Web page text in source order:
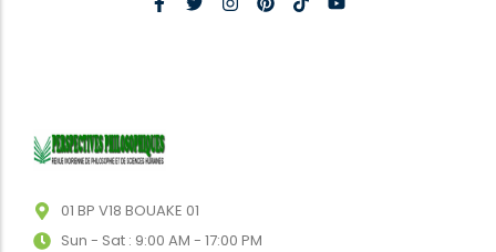
01 BP V18 BOUAKE 01
Sun - Sat : 9:00 AM - 17:00 PM